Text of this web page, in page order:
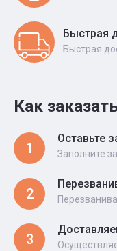
Быстрая
Быстрая
Как
1
Оставьте
Заполните
2
3